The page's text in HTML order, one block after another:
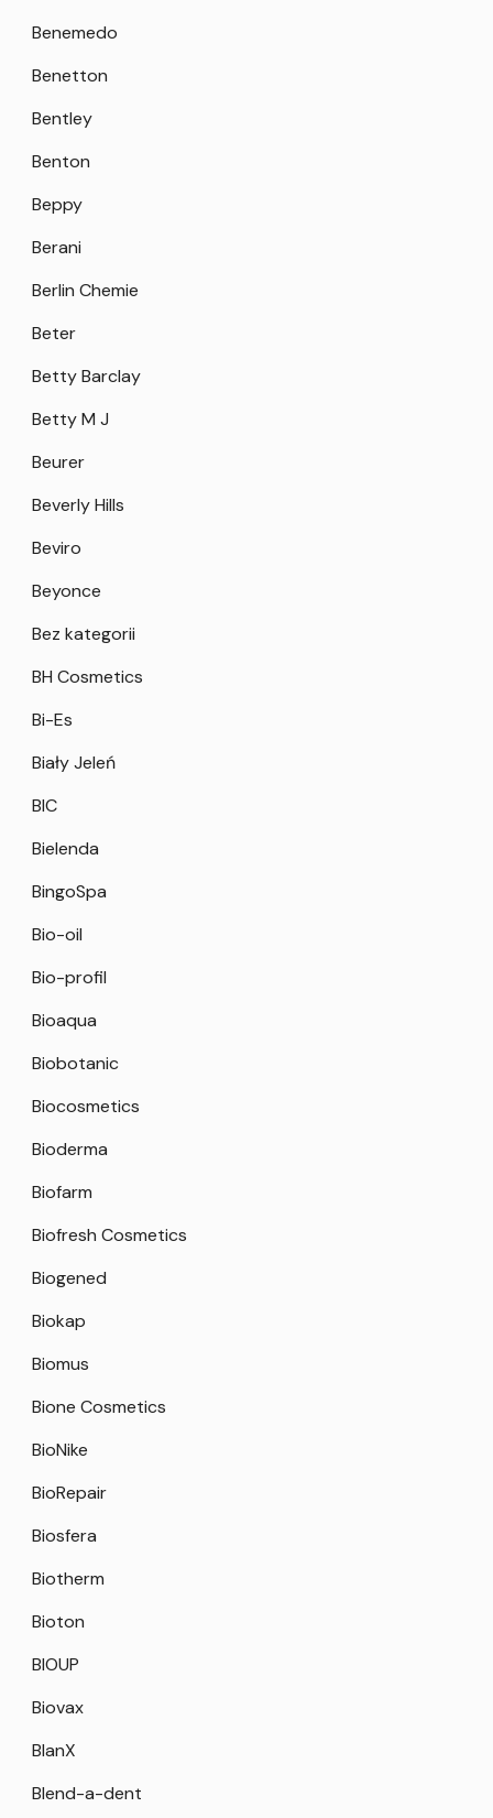
Benemedo
Benetton
Bentley
Benton
Beppy
Berani
Berlin Chemie
Beter
Betty Barclay
Betty M J
Beurer
Beverly Hills
Beviro
Beyonce
Bez kategorii
BH Cosmetics
Bi-Es
Biały Jeleń
BIC
Bielenda
BingoSpa
Bio-oil
Bio-profil
Bioaqua
Biobotanic
Biocosmetics
Bioderma
Biofarm
Biofresh Cosmetics
Biogened
Biokap
Biomus
Bione Cosmetics
BioNike
BioRepair
Biosfera
Biotherm
Bioton
BIOUP
Biovax
BlanX
Blend-a-dent